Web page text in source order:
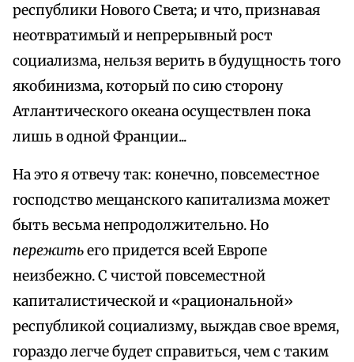
республики Нового Света; и что, признавая
неотвратимый и непрерывный рост
социализма, нельзя верить в будущность того
якобинизма, который по сию сторону
Атлантического океана осуществлен пока
лишь в одной Франции...
На это я отвечу так: конечно, повсеместное
господство мещанского капитализма может
быть весьма непродолжительно. Но
пережитьего придется всей Европе
неизбежно. С чистой повсеместной
капиталистической и «рациональной»
республикой социализму, выждав свое время,
гораздо легче будет справиться, чем с таким